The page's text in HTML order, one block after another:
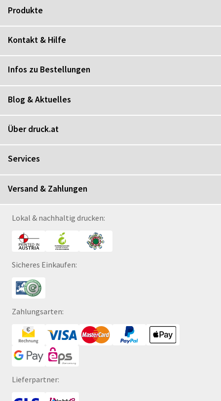
Produkte
Kontakt & Hilfe
Infos zu Bestellungen
Blog & Aktuelles
Über druck.at
Services
Versand & Zahlungen
Lokal & nachhaltig drucken:
Sicheres Einkaufen:
Zahlungsarten:
Lieferpartner: